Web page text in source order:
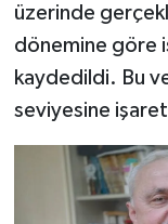
üzerinde
dönemine göre
kaydedildi. Bu
seviyesine
Siyaset
Dünya
Haber Arşivi